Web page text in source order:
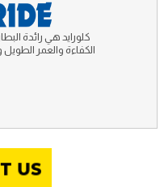
US
كلورايد هي رائدة
الكفاءة والعمر